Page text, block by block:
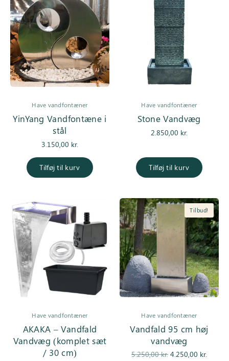
Have vandfontæner
YinYang Vandfontæne i
stål
3.150,00 kr.
Tilføj til kurv
Have vandfontæner
Stone Vandvæg
2.850,00 kr.
Tilføj til kurv
Have vandfontæner
AKAKA – Vandfald
Vandvæg (komplet sæt
/ 30 cm)
Tilbud!
Have vandfontæner
Vandfald 95 cm høj
vandvæg
5.250,00kr.
Den
4.250,00 kr.